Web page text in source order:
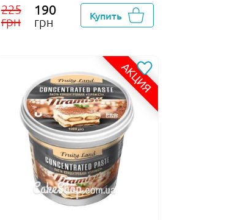
225
грн
190
грн Купить
АКЦИЯ